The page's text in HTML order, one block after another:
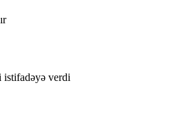
istifadəyə verdi